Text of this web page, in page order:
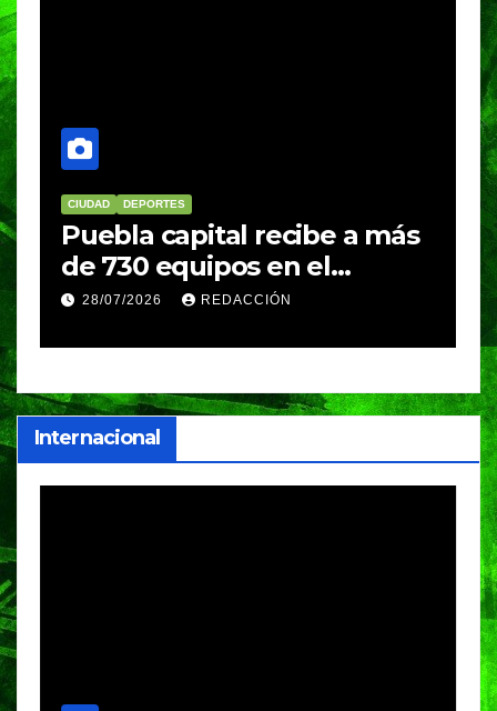
CIUDAD DEPORTES
Puebla capital recibe a más
de 730 equipos en el
Festival Máster de Voleibol
28/07/2026 REDACCIÓN
Internacional